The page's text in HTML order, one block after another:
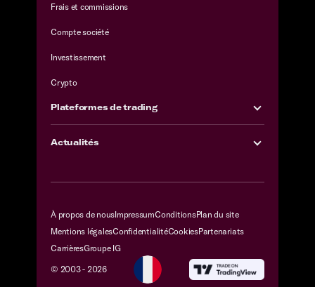
Frais et commissions
Compte société
Investissement
Crypto
Plateformes de trading
Actualités
À propos de nousImpressumConditionsPlan du site
Mentions légalesConfidentialitéCookiesPartenariats
CarrièresGroupe IG
© 2003 - 2026